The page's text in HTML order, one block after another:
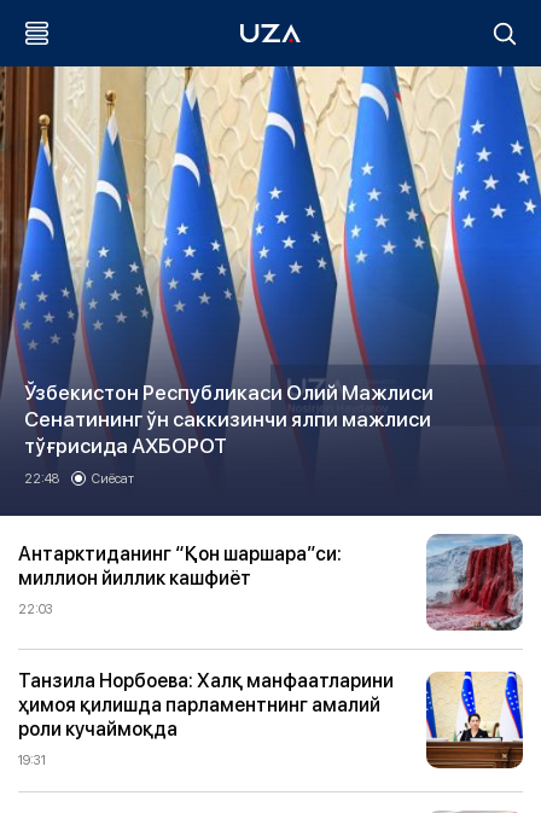
Ўзбекистон Республикаси Олий Мажлиси
Сенатининг ўн саккизинчи ялпи мажлиси
тўғрисида АХБОРОТ
22:48 Сиёсат
Антарктиданинг “Қон шаршара”си:
миллион йиллик кашфиёт
22:03
Танзила Норбоева: Халқ манфаатларини
ҳимоя қилишда парламентнинг амалий
роли кучаймоқда
19:31